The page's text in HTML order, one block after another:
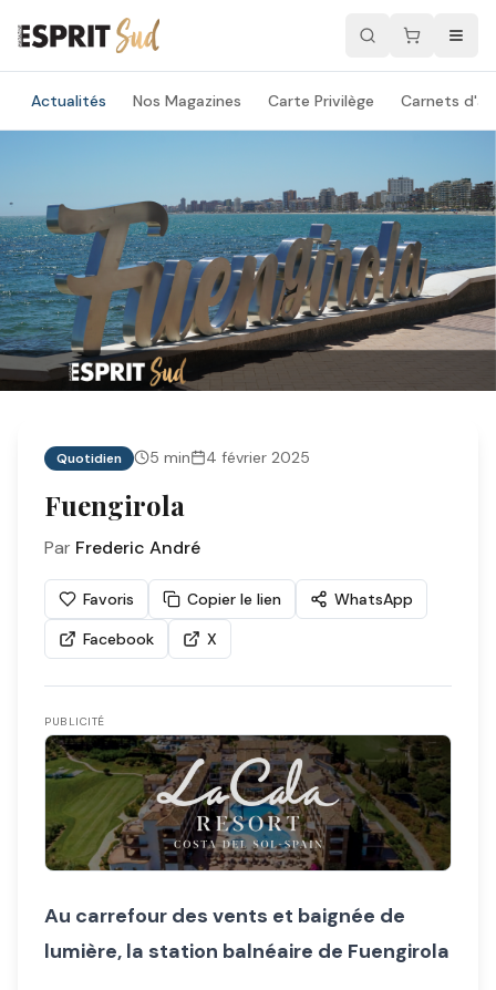
Actualités Nos Magazines Carte Privilège Carnets
Quotidien 5 min 4 février 2025
Fuengirola
Par Frederic André
Favoris Copier le lien
WhatsApp
Facebook
X
PUBLICITÉ
Au carrefour des vents et baignée de
lumière, la station balnéaire de Fuengirola